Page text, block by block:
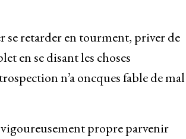
retarder en tourment, priver de
en se disant les choses
n’a oncques fable de mal
propre parvenir